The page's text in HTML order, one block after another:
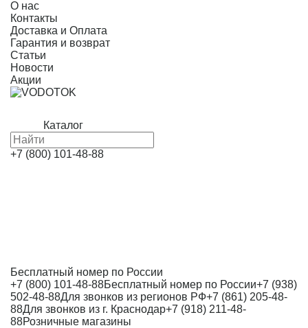
О нас
Контакты
Доставка и Оплата
Гарантия и возврат
Статьи
Новости
Акции
Каталог
+7 (800) 101-48-88
Бесплатный номер по России
+7 (800) 101-48-88Бесплатный номер по России+7 (938)
502-48-88Для звонков из регионов РФ+7 (861) 205-48-
88Для звонков из г. Краснодар+7 (918) 211-48-
88Розничные магазины